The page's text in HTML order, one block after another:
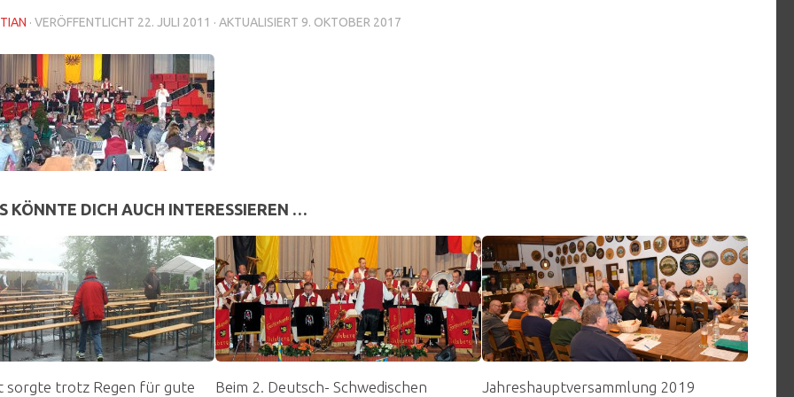
· VERÖFFENTLICHT 22. JULI 2011 · AKTUALISIERT 9. OKTOBER 2017
KÖNNTE DICH AUCH INTERESSIEREN …
sorgte trotz Regen für gute
Beim 2. Deutsch- Schwedischen
Jahreshauptversammlung 2019